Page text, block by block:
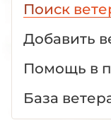
Поиск
Добавить
Помощь в
База